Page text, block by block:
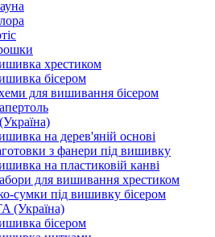
хрестиком
бісером
для вишивання бісером
на дерев'яній основі
з фанери під вишивку
на пластиковій канві
для вишивання хрестиком
сумки під вишивку бісером
(Україна)
бісером